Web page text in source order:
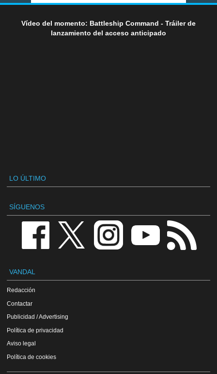
Vídeo del momento: Battleship Command - Tráiler de
lanzamiento del acceso anticipado
LO ÚLTIMO
SÍGUENOS
VANDAL
Redacción
Contactar
Publicidad / Advertising
Política de privacidad
Aviso legal
Política de cookies